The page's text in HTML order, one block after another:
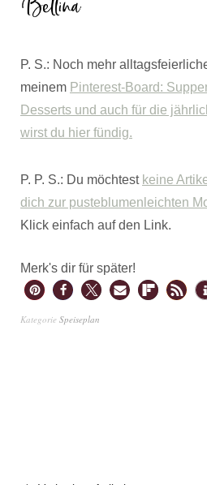
P. S.: Noch mehr
meinem Pinterest-Board:
Desserts und auch für die
wirst du hier fündig.
P. P. S.: Du möchtest keine
dich zur pusteblumenleichten
Klick einfach auf den Link.
Merk's dir für später!
Kategorie Speiseplan